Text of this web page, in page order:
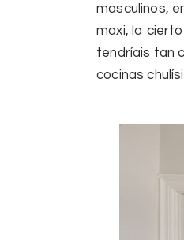
masculinos,
maxi, lo
tendríais tan
cocinas